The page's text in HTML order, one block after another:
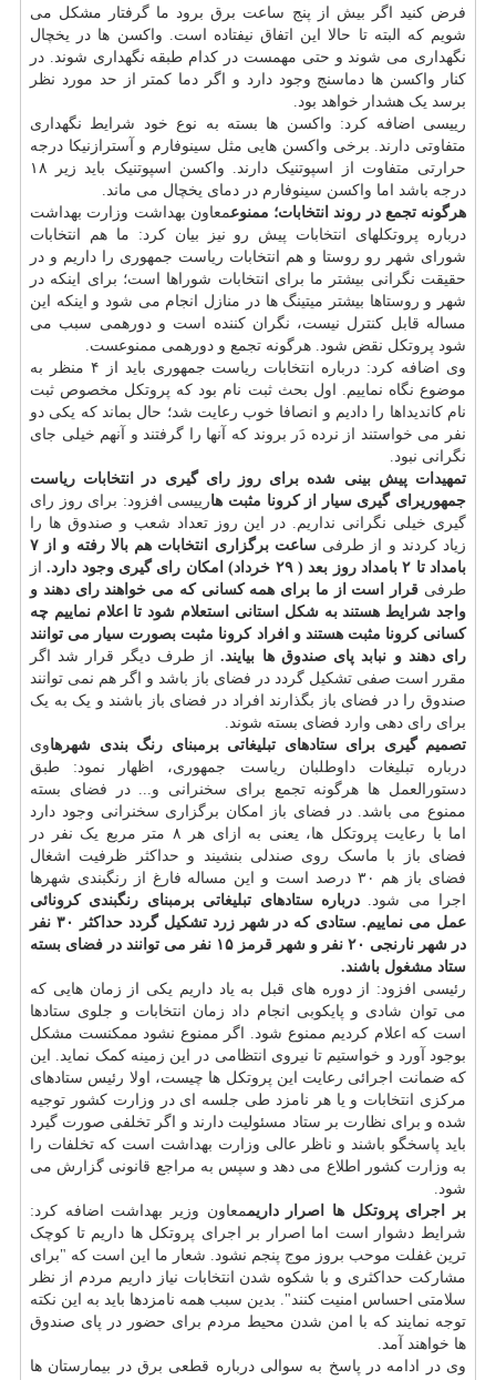
فرض کنید اگر بیش از پنج ساعت برق برود ما گرفتار مشکل می
شویم که البته تا حالا این اتفاق نیفتاده است. واکسن ها در یخچال
نگهداری می شوند و حتی مهمست در کدام طبقه نگهداری شوند. در
کنار واکسن ها دماسنج وجود دارد و اگر دما کمتر از حد مورد نظر
برسد یک هشدار خواهد بود.
رییسی اضافه کرد: واکسن ها بسته به نوع خود شرایط نگهداری
متفاوتی دارند. برخی واکسن هایی مثل سینوفارم و آسترازنیکا درجه
حرارتی متفاوت از اسپوتنیک دارند. واکسن اسپوتنیک باید زیر ۱۸
درجه باشد اما واکسن سینوفارم در دمای یخچال می ماند.
هرگونه تجمع در روند انتخابات؛ ممنوعمعاون بهداشت وزارت بهداشت
درباره پروتکلهای انتخابات پیش رو نیز بیان کرد: ما هم انتخابات
شورای شهر رو روستا و هم انتخابات ریاست جمهوری را داریم و در
حقیقت نگرانی بیشتر ما برای انتخابات شوراها است؛ برای اینکه در
شهر و روستاها بیشتر میتینگ ها در منازل انجام می شود و اینکه این
مساله قابل کنترل نیست، نگران کننده است و دورهمی سبب می
شود پروتکل نقض شود. هرگونه تجمع و دورهمی ممنوعست.
وی اضافه کرد: درباره انتخابات ریاست جمهوری باید از ۴ منظر به
موضوع نگاه نماییم. اول بحث ثبت نام بود که پروتکل مخصوص ثبت
نام کاندیداها را دادیم و انصافا خوب رعایت شد؛ حال بماند که یکی دو
نفر می خواستند از نرده دَر بروند که آنها را گرفتند و آنهم خیلی جای
نگرانی نبود.
تمهیدات پیش بینی شده برای روز رای گیری در انتخابات ریاست
جمهوریرای گیری سیار از کرونا مثبت هارییسی افزود: برای روز رای
گیری خیلی نگرانی نداریم. در این روز تعداد شعب و صندوق ها را
زیاد کردند و از طرفی
ساعت برگزاری انتخابات هم بالا رفته و از ۷
بامداد تا ۲ بامداد روز بعد ( ۲۹ خرداد) امکان رای گیری وجود دارد.
از
طرفی قرار است از ما برای همه کسانی که می خواهند رای دهند و
واجد شرایط هستند به شکل استانی استعلام شود تا اعلام نماییم چه
کسانی کرونا مثبت هستند و افراد کرونا مثبت بصورت سیار می توانند
رای دهند و نبابد پای صندوق ها بیایند.
از طرف دیگر قرار شد اگر
مقرر است صفی تشکیل گردد در فضای باز باشد و اگر هم نمی توانند
صندوق را در فضای باز بگذارند افراد در فضای باز باشند و یک به یک
برای رای دهی وارد فضای بسته شوند.
تصمیم گیری برای ستادهای تبلیغاتی برمبنای رنگ بندی شهرهاوی
درباره تبلیغات داوطلبان ریاست جمهوری، اظهار نمود: طبق
دستورالعمل ها هرگونه تجمع برای سخنرانی و... در فضای بسته
ممنوع می باشد. در فضای باز امکان برگزاری سخنرانی وجود دارد
اما با رعایت پروتکل ها، یعنی به ازای هر ۸ متر مربع یک نفر در
فضای باز با ماسک روی صندلی بنشیند و حداکثر ظرفیت اشغال
فضای باز هم ۳۰ درصد است و این مساله فارغ از رنگبندی شهرها
اجرا می شود.درباره ستادهای تبلیغاتی برمبنای رنگبندی کرونائی
عمل می نماییم. ستادی که در شهر زرد تشکیل گردد حداکثر ۳۰ نفر
در شهر نارنجی ۲۰ نفر و شهر قرمز ۱۵ نفر می توانند در فضای بسته
ستاد مشغول باشند.
رئیسی افزود: از دوره های قبل به یاد داریم یکی از زمان هایی که
می توان شادی و پایکوبی انجام داد زمان انتخابات و جلوی ستادها
است که اعلام کردیم ممنوع شود. اگر ممنوع نشود ممکنست مشکل
بوجود آورد و خواستیم تا نیروی انتظامی در این زمینه کمک نماید. این
که ضمانت اجرائی رعایت این پروتکل ها چیست، اولا رئیس ستادهای
مرکزی انتخابات و یا هر نامزد طی جلسه ای در وزارت کشور توجیه
شده و برای نظارت بر ستاد مسئولیت دارند و اگر تخلفی صورت گیرد
باید پاسخگو باشند و ناظر عالی وزارت بهداشت است که تخلفات را
به وزارت کشور اطلاع می دهد و سپس به مراجع قانونی گزارش می
شود.
بر اجرای پروتکل ها اصرار داریممعاون وزیر بهداشت اضافه کرد:
شرایط دشوار است اما اصرار بر اجرای پروتکل ها داریم تا کوچک
ترین غفلت موحب بروز موج پنجم نشود. شعار ما این است که "برای
مشارکت حداکثری و با شکوه شدن انتخابات نیاز داریم مردم از نظر
سلامتی احساس امنیت کنند". بدین سبب همه نامزدها باید به این نکته
توجه نمایند که با امن شدن محیط مردم برای حضور در پای صندوق
ها خواهند آمد.
وی در ادامه در پاسخ به سوالی درباره قطعی برق در بیمارستان ها